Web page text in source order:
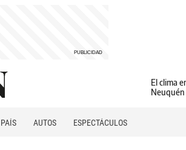
El clima
Neuquén
PAÍS AUTOS
ESPECTÁCULOS